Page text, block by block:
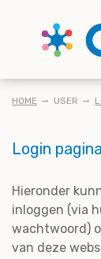
HOME USER
Login pagina
Hieronder
inloggen (via
wachtwoord)
van deze